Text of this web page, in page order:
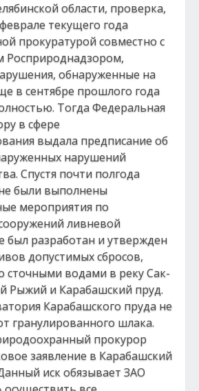
области, проверка,
текущего года
прокуратурой совместно с
Росприроднадзором,
обнаруженные на
в сентябре прошлого года
Тогда Федеральная
в сфере
выдала предписание об
нарушений
Спустя почти полгода
были выполнены
мероприятия по
ливневой
был разработан и утвержден
допустимых сбросов,
сточными водами в реку Сак-
Рыжий и Карабашский пруд.
Карабашского пруда не
гранулированного шлака.
прокурор
заявление в Карабашский
иск обязывает ЗАО